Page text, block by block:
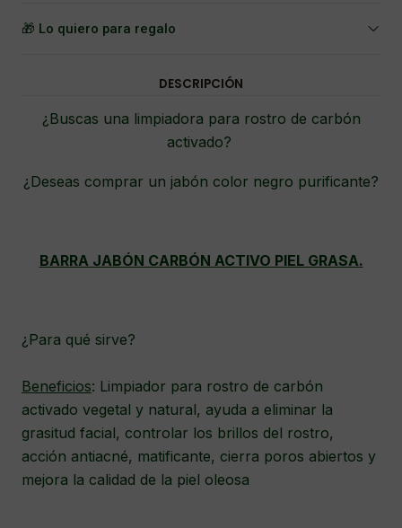
🎁 Lo quiero para regalo
DESCRIPCIÓN
¿Buscas una limpiadora para rostro de carbón
activado?
¿Deseas comprar un jabón color negro purificante?
BARRA JABÓN CARBÓN ACTIVO PIEL GRASA.
¿Para qué sirve?
Beneficios: Limpiador para rostro de carbón
activado vegetal y natural, ayuda a eliminar la
grasitud facial, controlar los brillos del rostro,
acción antiacné, matificante, cierra poros abiertos y
mejora la calidad de la piel oleosa